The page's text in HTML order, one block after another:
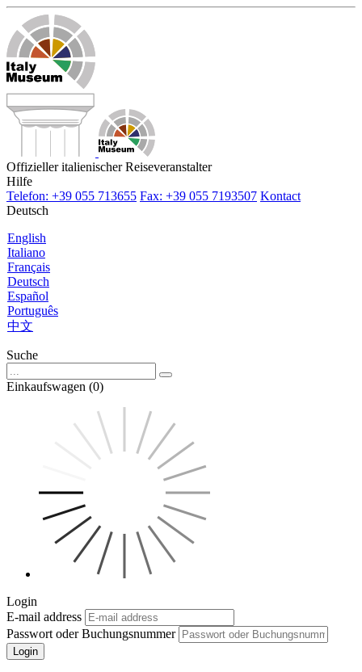
Offizieller italienischer Reiseveranstalter
Hilfe
Telefon: +39 055 713655 Fax: +39 055 7193507 Kontact
Deutsch
English
Italiano
Français
Deutsch
Español
Português
中文
Suche
Einkaufswagen (0)
Login
E-mail address
Passwort oder Buchungsnummer
Login